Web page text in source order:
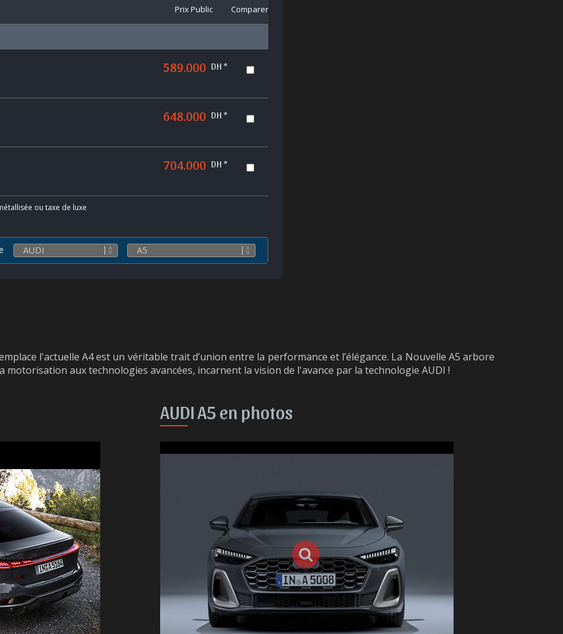
Prix Public Comparer
589.000 DH *
648.000 DH *
704.000 DH *
ou taxe de luxe
l'actuelle A4 est un véritable trait d’union entre la performance et l’élégance. La Nouvelle A5 arbore
aux technologies avancées, incarnent la vision de l'avance par la technologie AUDI !
AUDI A5 en photos